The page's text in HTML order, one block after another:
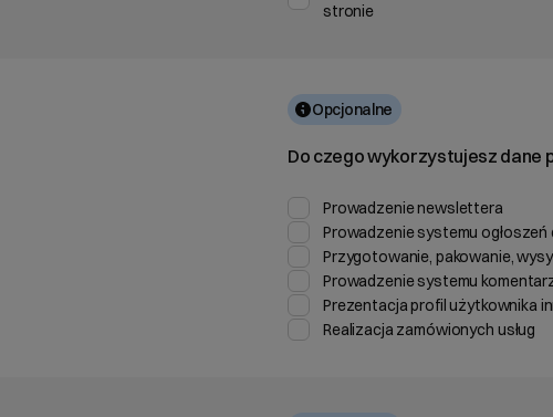
stronie
Opcjonalne
Do czego wykorzystujesz dane
Prowadzenie newslettera
Prowadzenie systemu ogłoszeń
Przygotowanie, pakowanie,
Prowadzenie systemu
Prezentacja profil użytkownika
Realizacja zamówionych usług